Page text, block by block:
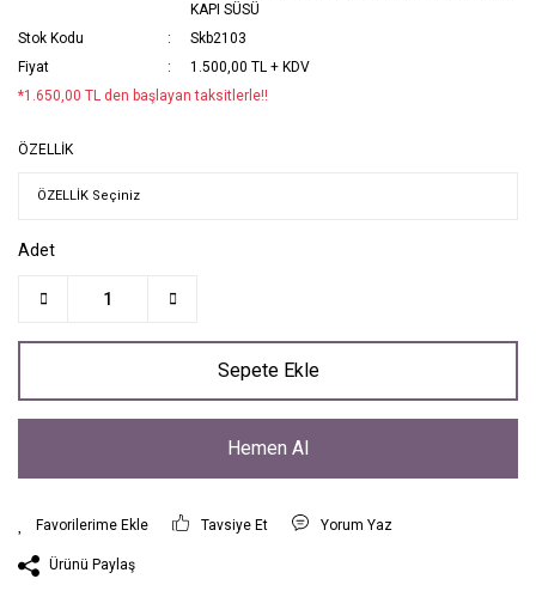
KAPI SÜSÜ
Stok Kodu
Skb2103
Fiyat
1.500,00 TL + KDV
*1.650,00 TL den başlayan taksitlerle!!
ÖZELLİK
Adet
Sepete Ekle
Hemen Al
Tavsiye Et Yorum Yaz
Ürünü Paylaş